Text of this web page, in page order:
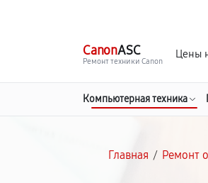
CanonASC
Ремонт техники Canon
Цены
Компьютерная техника
Главная / Ремонт